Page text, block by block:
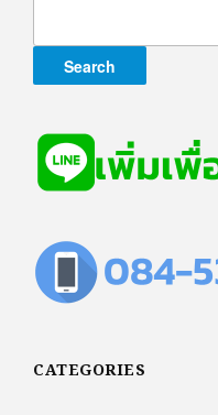
CATEGORIES